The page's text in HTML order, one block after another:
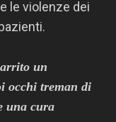
le violenze dei
un
occhi treman di
una cura